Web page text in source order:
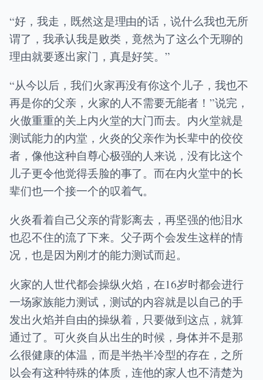
“好，我走，既然这是理由的话，说什么我也无所
谓了，我承认我是败类，竟然为了这么个无聊的
理由就要逐出家门，真是好笑。”
“从今以后，我们火家再没有你这个儿子，我也不
再是你的父亲，火家的人不需要无能者！”说完，
火傲重重的关上内火堂的大门而去。内火堂就是
测试能力的内堂，火炎的父亲作为长辈中的佼佼
者，像他这种自尊心极强的人来说，没有比这个
儿子更令他觉得丢脸的事了。而在内火堂中的长
辈们也一个接一个的叹着气。
火炎看着自己父亲的背影离去，再坚强的他泪水
也忍不住的流了下来。父子两个会发生这样的情
况，也是因为刚才的能力测试而起。
火家的人世代都会操纵火焰，在16岁时都会进行
一场家族能力测试，测试的内容就是以自己的手
发出火焰并自由的操纵着，只要做到这点，就算
通过了。可火炎自从出生的时候，身体并不是那
么很健康的体温，而是半热半冷型的存在，之所
以会有这种特殊的体质，连他的家人也不清楚为